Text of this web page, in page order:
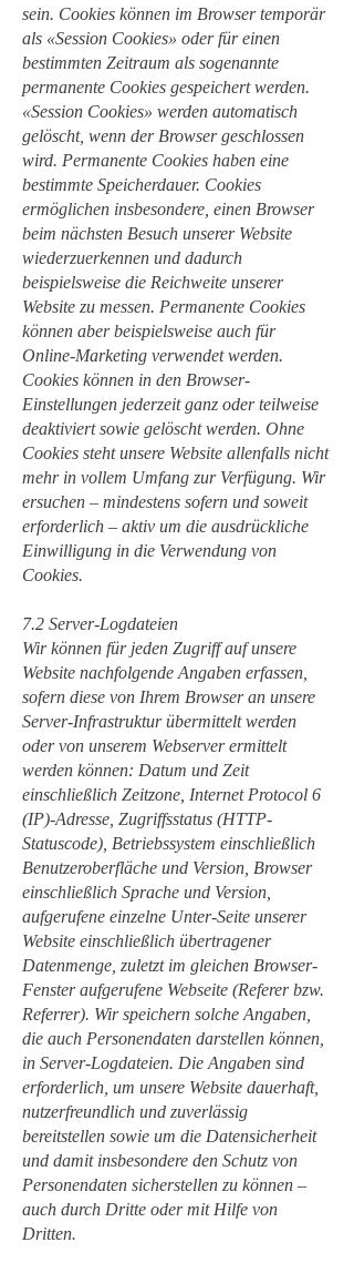
sein. Cookies können im Browser temporär
als «Session Cookies» oder für einen
bestimmten Zeitraum als sogenannte
permanente Cookies gespeichert werden.
«Session Cookies» werden automatisch
gelöscht, wenn der Browser geschlossen
wird. Permanente Cookies haben eine
bestimmte Speicherdauer. Cookies
ermöglichen insbesondere, einen Browser
beim nächsten Besuch unserer Website
wiederzuerkennen und dadurch
beispielsweise die Reichweite unserer
Website zu messen. Permanente Cookies
können aber beispielsweise auch für
Online-Marketing verwendet werden.
Cookies können in den Browser-
Einstellungen jederzeit ganz oder teilweise
deaktiviert sowie gelöscht werden. Ohne
Cookies steht unsere Website allenfalls nicht
mehr in vollem Umfang zur Verfügung. Wir
ersuchen – mindestens sofern und soweit
erforderlich – aktiv um die ausdrückliche
Einwilligung in die Verwendung von
Cookies.
7.2 Server-Logdateien
Wir können für jeden Zugriff auf unsere
Website nachfolgende Angaben erfassen,
sofern diese von Ihrem Browser an unsere
Server-Infrastruktur übermittelt werden
oder von unserem Webserver ermittelt
werden können: Datum und Zeit
einschließlich Zeitzone, Internet Protocol 6
(IP)-Adresse, Zugriffsstatus (HTTP-
Statuscode), Betriebssystem einschließlich
Benutzeroberfläche und Version, Browser
einschließlich Sprache und Version,
aufgerufene einzelne Unter-Seite unserer
Website einschließlich übertragener
Datenmenge, zuletzt im gleichen Browser-
Fenster aufgerufene Webseite (Referer bzw.
Referrer). Wir speichern solche Angaben,
die auch Personendaten darstellen können,
in Server-Logdateien. Die Angaben sind
erforderlich, um unsere Website dauerhaft,
nutzerfreundlich und zuverlässig
bereitstellen sowie um die Datensicherheit
und damit insbesondere den Schutz von
Personendaten sicherstellen zu können –
auch durch Dritte oder mit Hilfe von
Dritten.